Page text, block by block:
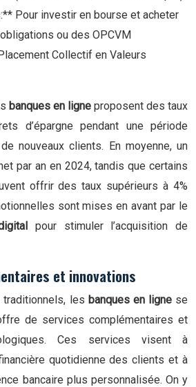
Pour investir en bourse et acheter
ou des OPCVM
Collectif en Valeurs
banques en ligne proposent des taux
d’épargne pendant une période
nouveaux clients. En moyenne, un
par an en 2024, tandis que certains
offrir des taux supérieurs à 4%
sont mises en avant par le
pour stimuler l’acquisition de
et innovations
les banques en ligne se
de services complémentaires et
Ces services visent à
quotidienne des clients et à
bancaire plus personnalisée. On y